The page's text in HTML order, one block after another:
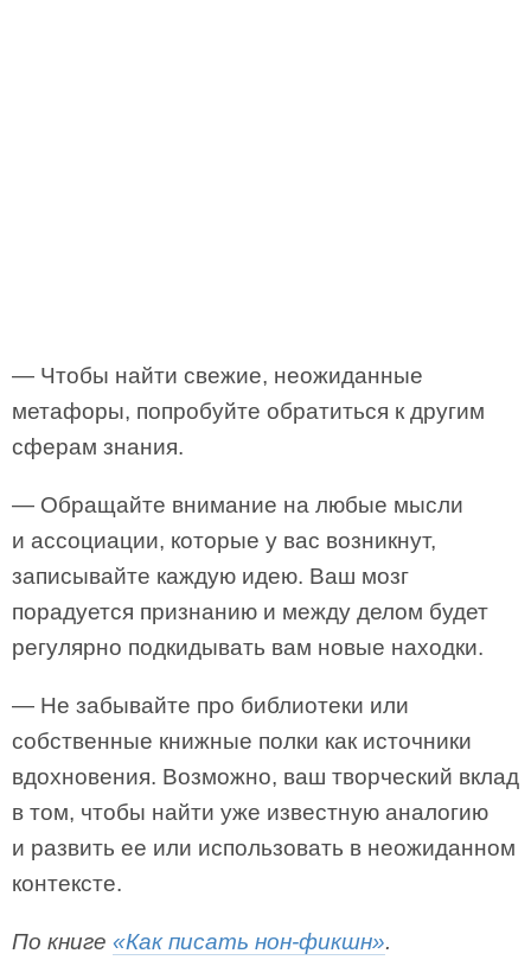
— Чтобы найти свежие, неожиданные
метафоры, попробуйте обратиться к другим
сферам знания.
— Обращайте внимание на любые мысли
и ассоциации, которые у вас возникнут,
записывайте каждую идею. Ваш мозг
порадуется признанию и между делом будет
регулярно подкидывать вам новые находки.
— Не забывайте про библиотеки или
собственные книжные полки как источники
вдохновения. Возможно, ваш творческий вклад
в том, чтобы найти уже известную аналогию
и развить ее или использовать в неожиданном
контексте.
По книге «Как писать нон-фикшн».